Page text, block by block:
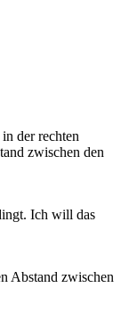
der rechten
zwischen den
Ich will das
Abstand zwischen